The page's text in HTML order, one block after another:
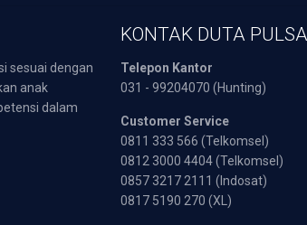
sesuai dengan
anak
dalam
KONTAK DUTA PULSA
Telepon Kantor
031 - 99204070 (Hunting)
Customer Service
0811 333 566 (Telkomsel)
0812 3000 4404 (Telkomsel)
0857 3217 2111 (Indosat)
0817 5190 270 (XL)